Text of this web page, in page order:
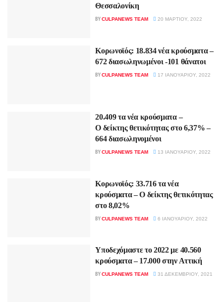
Θεσσαλονίκη
BYCULPANEWS TEAM 20 ΜΑΡΤΊΟΥ, 2022
Κορωνοϊός: 18.834 νέα κρούσματα –
672 διασωληνωμένοι -101 θάνατοι
BYCULPANEWS TEAM 17 ΙΑΝΟΥΑΡΊΟΥ, 2022
20.409 τα νέα κρούσματα –
Ο δείκτης θετικότητας στο 6,37% –
664 διασωληνομένοι
BYCULPANEWS TEAM 13 ΙΑΝΟΥΑΡΊΟΥ, 2022
Κορωνοϊός: 33.716 τα νέα
κρούσματα – Ο δείκτης θετικότητας
στο 8,02%
BYCULPANEWS TEAM 6 ΙΑΝΟΥΑΡΊΟΥ, 2022
Υποδεχόμαστε το 2022 με 40.560
κρούσματα – 17.000 στην Αττική
BYCULPANEWS TEAM 31 ΔΕΚΕΜΒΡΊΟΥ, 2021